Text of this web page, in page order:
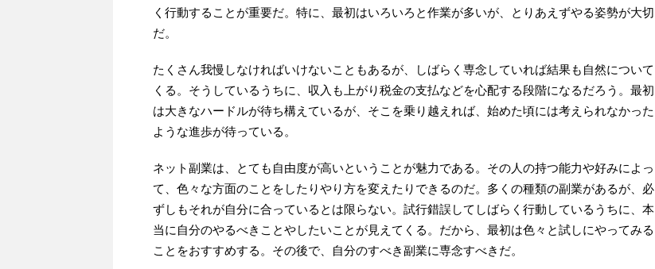
く行動することが重要だ。特に、最初はいろいろと作業が多いが、とりあえずやる姿勢が大切
だ。
たくさん我慢しなければいけないこともあるが、しばらく専念していれば結果も自然について
くる。そうしているうちに、収入も上がり税金の支払などを心配する段階になるだろう。最初
は大きなハードルが待ち構えているが、そこを乗り越えれば、始めた頃には考えられなかった
ような進歩が待っている。
ネット副業は、とても自由度が高いということが魅力である。その人の持つ能力や好みによっ
て、色々な方面のことをしたりやり方を変えたりできるのだ。多くの種類の副業があるが、必
ずしもそれが自分に合っているとは限らない。試行錯誤してしばらく行動しているうちに、本
当に自分のやるべきことやしたいことが見えてくる。だから、最初は色々と試しにやってみる
ことをおすすめする。その後で、自分のすべき副業に専念すべきだ。